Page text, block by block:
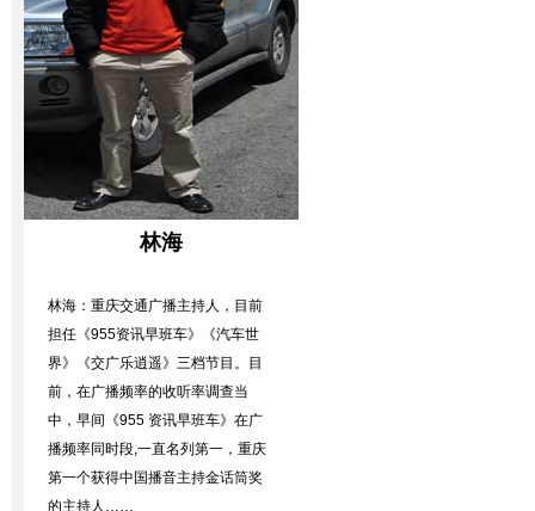
林海
林海：重庆交通广播主持人，目前
担任《955资讯早班车》《汽车世
界》《交广乐逍遥》三档节目。目
前，在广播频率的收听率调查当
中，早间《955 资讯早班车》在广
播频率同时段,一直名列第一，重庆
第一个获得中国播音主持金话筒奖
的主持人……